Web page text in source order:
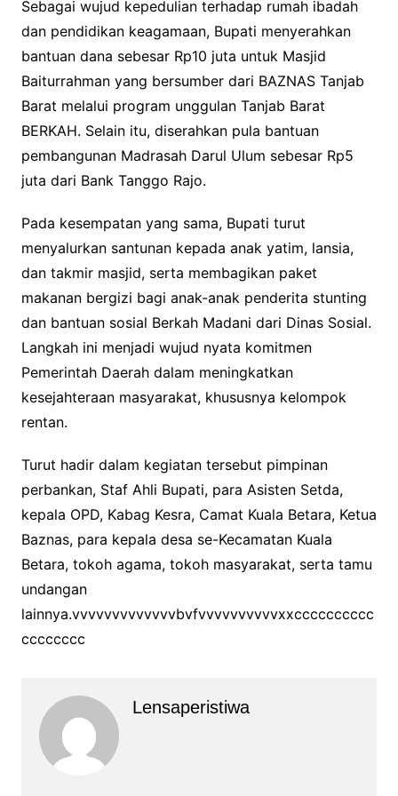
Sebagai wujud kepedulian terhadap rumah ibadah
dan pendidikan keagamaan, Bupati menyerahkan
bantuan dana sebesar Rp10 juta untuk Masjid
Baiturrahman yang bersumber dari BAZNAS Tanjab
Barat melalui program unggulan Tanjab Barat
BERKAH. Selain itu, diserahkan pula bantuan
pembangunan Madrasah Darul Ulum sebesar Rp5
juta dari Bank Tanggo Rajo.
Pada kesempatan yang sama, Bupati turut
menyalurkan santunan kepada anak yatim, lansia,
dan takmir masjid, serta membagikan paket
makanan bergizi bagi anak-anak penderita stunting
dan bantuan sosial Berkah Madani dari Dinas Sosial.
Langkah ini menjadi wujud nyata komitmen
Pemerintah Daerah dalam meningkatkan
kesejahteraan masyarakat, khususnya kelompok
rentan.
Turut hadir dalam kegiatan tersebut pimpinan
perbankan, Staf Ahli Bupati, para Asisten Setda,
kepala OPD, Kabag Kesra, Camat Kuala Betara, Ketua
Baznas, para kepala desa se-Kecamatan Kuala
Betara, tokoh agama, tokoh masyarakat, serta tamu
undangan
lainnya.vvvvvvvvvvvvvbvfvvvvvvvvvvxxcccccccccc
cccccccc
Lensaperistiwa